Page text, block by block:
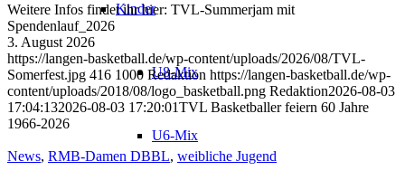
Kinder
U8-Mix
U6-Mix
Weitere Infos findet ihr hier: TVL-Summerjam mit
Spendenlauf_2026
3. August 2026
https://langen-basketball.de/wp-content/uploads/2026/08/TVL-
Somerfest.jpg 416 1000 Redaktion https://langen-basketball.de/wp-
content/uploads/2018/08/logo_basketball.png Redaktion2026-08-03
17:04:132026-08-03 17:20:01TVL Basketballer feiern 60 Jahre
1966-2026
News, RMB-Damen DBBL, weibliche Jugend